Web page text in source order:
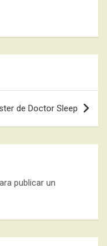
de Doctor Sleep
publicar un